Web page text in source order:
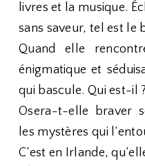
livres et la musique.
sans saveur, tel est le
Quand elle
énigmatique et
qui bascule. Qui est-il ?
Osera-t-elle braver
les mystères qui
C’est en Irlande,